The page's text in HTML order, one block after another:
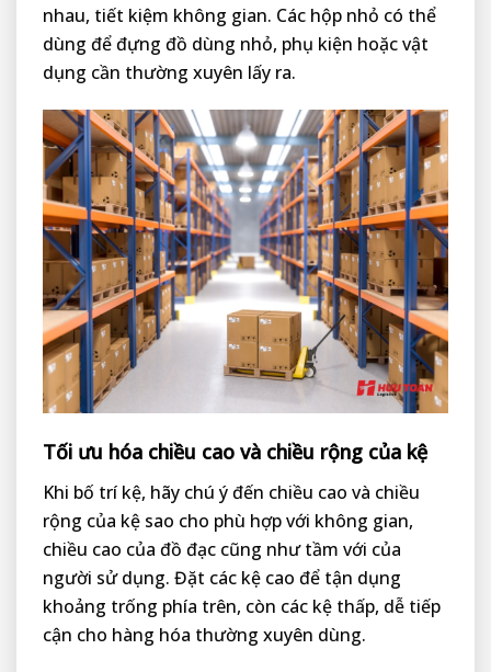
nhau, tiết kiệm không gian. Các hộp nhỏ có thể
dùng để đựng đồ dùng nhỏ, phụ kiện hoặc vật
dụng cần thường xuyên lấy ra.
Tối ưu hóa chiều cao và chiều rộng của kệ
Khi bố trí kệ, hãy chú ý đến chiều cao và chiều
rộng của kệ sao cho phù hợp với không gian,
chiều cao của đồ đạc cũng như tầm với của
người sử dụng. Đặt các kệ cao để tận dụng
khoảng trống phía trên, còn các kệ thấp, dễ tiếp
cận cho hàng hóa thường xuyên dùng.